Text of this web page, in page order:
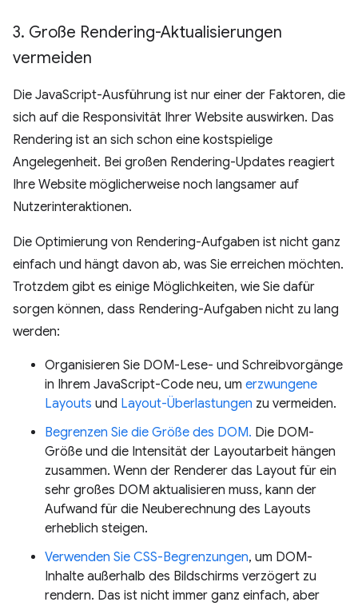
3. Große Rendering-Aktualisierungen
vermeiden
Die JavaScript-Ausführung ist nur einer der Faktoren, die
sich auf die Responsivität Ihrer Website auswirken. Das
Rendering ist an sich schon eine kostspielige
Angelegenheit. Bei großen Rendering-Updates reagiert
Ihre Website möglicherweise noch langsamer auf
Nutzerinteraktionen.
Die Optimierung von Rendering-Aufgaben ist nicht ganz
einfach und hängt davon ab, was Sie erreichen möchten.
Trotzdem gibt es einige Möglichkeiten, wie Sie dafür
sorgen können, dass Rendering-Aufgaben nicht zu lang
werden:
Organisieren Sie DOM-Lese- und Schreibvorgänge
in Ihrem JavaScript-Code neu, um erzwungene
Layouts und Layout-Überlastungen zu vermeiden.
Begrenzen Sie die Größe des DOM. Die DOM-
Größe und die Intensität der Layoutarbeit hängen
zusammen. Wenn der Renderer das Layout für ein
sehr großes DOM aktualisieren muss, kann der
Aufwand für die Neuberechnung des Layouts
erheblich steigen.
Verwenden Sie CSS-Begrenzungen, um DOM-
Inhalte außerhalb des Bildschirms verzögert zu
rendern. Das ist nicht immer ganz einfach, aber